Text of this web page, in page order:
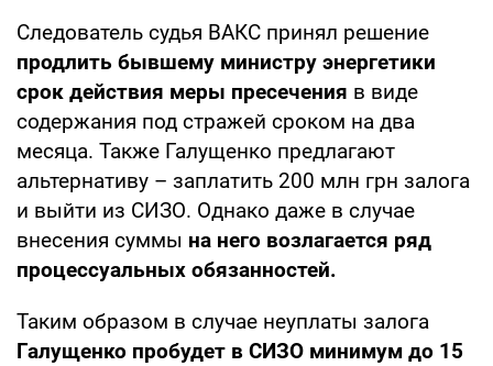
Следователь судья ВАКС принял решение
продлить бывшему министру энергетики
срок действия меры пресечения в виде
содержания под стражей сроком на два
месяца. Также Галущенко предлагают
альтернативу – заплатить 200 млн грн залога
и выйти из СИЗО. Однако даже в случае
внесения суммы на него возлагается ряд
процессуальных обязанностей.
Таким образом в случае неуплаты залога
Галущенко пробудет в СИЗО минимум до 15